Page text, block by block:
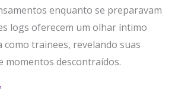
enquanto se preparavam
logs oferecem um olhar íntimo
trainees, revelando suas
momentos descontraídos.